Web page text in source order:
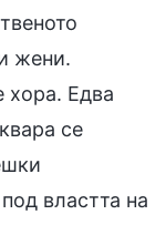
жени.
хора. Едва
се
властта на